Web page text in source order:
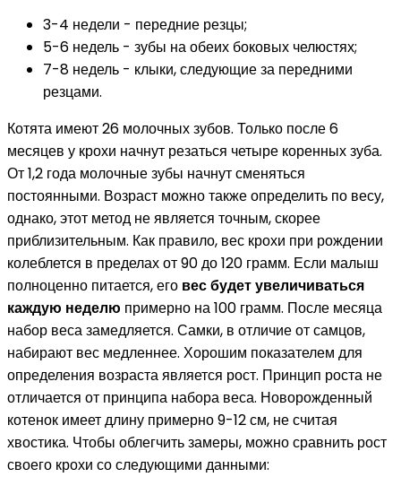
3-4 недели - передние резцы;
5-6 недель - зубы на обеих боковых челюстях;
7-8 недель - клыки, следующие за передними
резцами.
Котята имеют 26 молочных зубов. Только после 6
месяцев у крохи начнут резаться четыре коренных зуба.
От 1,2 года молочные зубы начнут сменяться
постоянными. Возраст можно также определить по весу,
однако, этот метод не является точным, скорее
приблизительным. Как правило, вес крохи при рождении
колеблется в пределах от 90 до 120 грамм. Если малыш
полноценно питается, его вес будет увеличиваться
каждую неделю примерно на 100 грамм. После месяца
набор веса замедляется. Самки, в отличие от самцов,
набирают вес медленнее. Хорошим показателем для
определения возраста является рост. Принцип роста не
отличается от принципа набора веса. Новорожденный
котенок имеет длину примерно 9-12 см, не считая
хвостика. Чтобы облегчить замеры, можно сравнить рост
своего крохи со следующими данными: